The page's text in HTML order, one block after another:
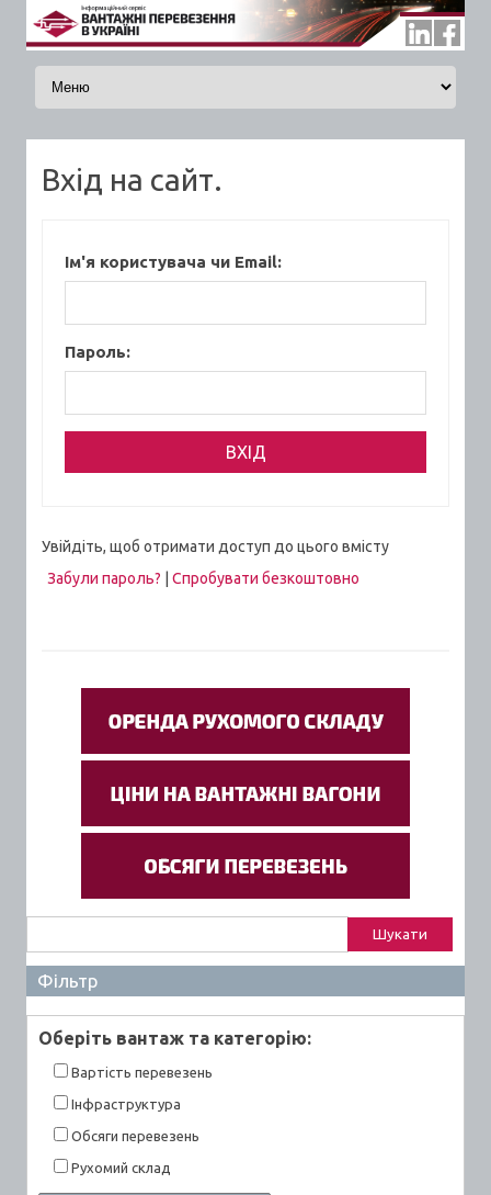
Skip to content
Вхід на сайт.
Ім'я користувача чи Email:
Пароль:
Увійдіть, щоб отримати доступ до цього вмісту
Забули пароль?
Спробувати безкоштовно
Фільтр
Оберiть вантаж та категорiю:
Вартiсть перевезень
Інфраструктура
Обсяги перевезень
Рухомий склад